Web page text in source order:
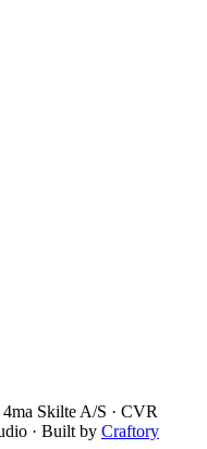
Skilte A/S · CVR
· Built by Craftory